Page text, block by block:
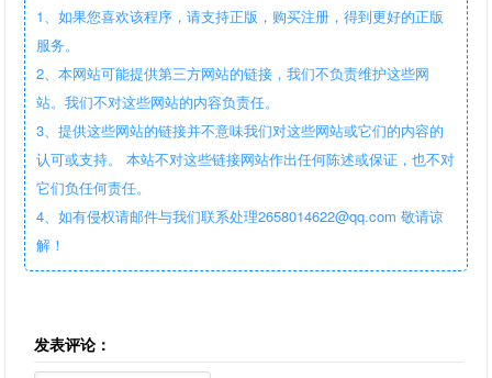
1、如果您喜欢该程序，请支持正版，购买注册，得到更好的正版
服务。
2、本网站可能提供第三方网站的链接，我们不负责维护这些网
站。我们不对这些网站的内容负责任。
3、提供这些网站的链接并不意味我们对这些网站或它们的内容的
认可或支持。 本站不对这些链接网站作出任何陈述或保证，也不对
它们负任何责任。
4、如有侵权请邮件与我们联系处理2658014622@qq.com 敬请谅
解！
发表评论：